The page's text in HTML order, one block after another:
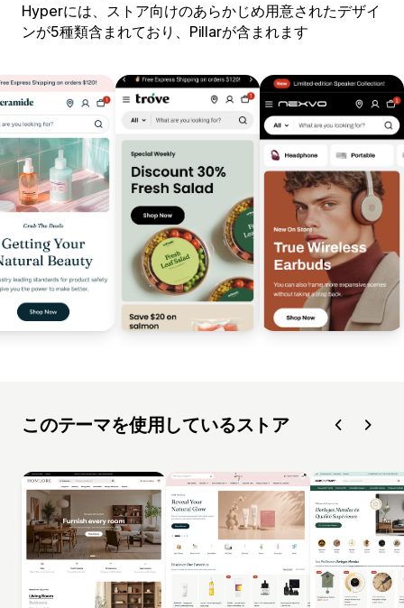
Hyperには、ストア向けのあらかじめ用意されたデザイ
ンが5種類含まれており、Pillarが含まれます
このテーマを使用しているストア